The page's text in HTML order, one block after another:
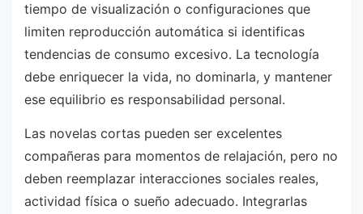
tiempo de visualización o configuraciones que
limiten reproducción automática si identificas
tendencias de consumo excesivo. La tecnología
debe enriquecer la vida, no dominarla, y mantener
ese equilibrio es responsabilidad personal.
Las novelas cortas pueden ser excelentes
compañeras para momentos de relajación, pero no
deben reemplazar interacciones sociales reales,
actividad física o sueño adecuado. Integrarlas